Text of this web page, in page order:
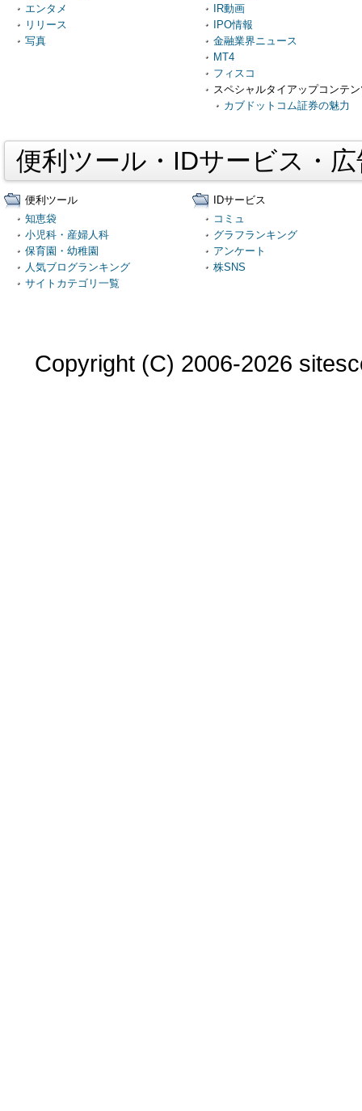
エンタメ
リリース
写真
IR動画
IPO情報
金融業界ニュース
MT4
フィスコ
スペシャルタイアップコンテ
カブドットコム証券の魅力
便利ツール・IDサービス・
便利ツール
知恵袋
小児科・産婦人科
保育園・幼稚園
人気ブログランキング
サイトカテゴリ一覧
IDサービス
コミュ
グラフランキング
アンケート
株SNS
Copyright (C) 2006-2026